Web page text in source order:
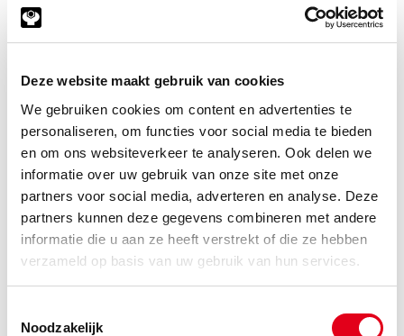
Deze website maakt gebruik van cookies
We gebruiken cookies om content en advertenties te
personaliseren, om functies voor social media te bieden
en om ons websiteverkeer te analyseren. Ook delen we
informatie over uw gebruik van onze site met onze
partners voor social media, adverteren en analyse. Deze
partners kunnen deze gegevens combineren met andere
informatie die u aan ze heeft verstrekt of die ze hebben
verzameld op basis van uw gebruik van hun services.
Noodzakelijk
SKF3522 Kegellager SKF 31315 J2
Info Stuks
SKF3523
Kegellager SKF 31315 J2 Q
CLN7C
Info Stuks